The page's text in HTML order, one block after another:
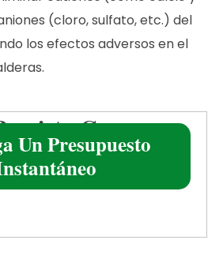
(cloro, sulfato, etc.) del
los efectos adversos en el
Comprar
Activado?
Un Presupuesto